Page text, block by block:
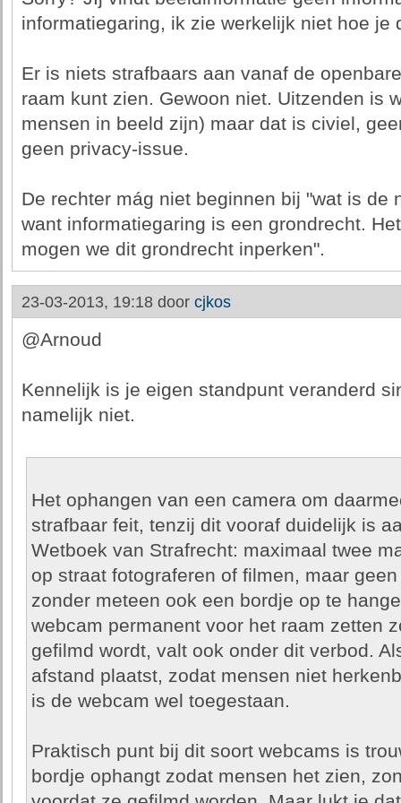
informatiegaring, ik zie werkelijk niet hoe je
Er is niets strafbaars aan vanaf de
raam kunt zien. Gewoon niet. Uitzenden is
mensen in beeld zijn) maar dat is civiel,
geen privacy-issue.
De rechter mág niet beginnen bij "wat is de
want informatiegaring is een grondrecht.
mogen we dit grondrecht inperken".
23-03-2013, 19:18 door cjkos
@Arnoud
Kennelijk is je eigen standpunt veranderd
namelijk niet.
Het ophangen van een camera om
strafbaar feit, tenzij dit vooraf duidelijk is
Wetboek van Strafrecht: maximaal twee
op straat fotograferen of filmen, maar
zonder meteen ook een bordje op te
webcam permanent voor het raam zetten
gefilmd wordt, valt ook onder dit verbod.
afstand plaatst, zodat mensen niet
is de webcam wel toegestaan.
Praktisch punt bij dit soort webcams is
bordje ophangt zodat mensen het zien,